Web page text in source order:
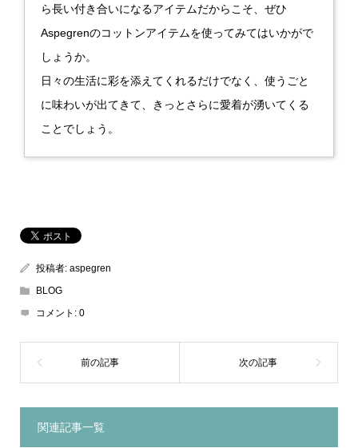
ら長い付き合いになるアイテムだからこそ、ぜひ
Aspegrenのコットンアイテムを使ってみてはいかがで
しょうか。
日々の生活に彩を添えてくれるだけでなく、使うごと
に味わいが出てきて、きっとさらに愛着が湧いてくる
ことでしょう。
投稿者: aspegren
BLOG
コメント: 0
関連記事一覧